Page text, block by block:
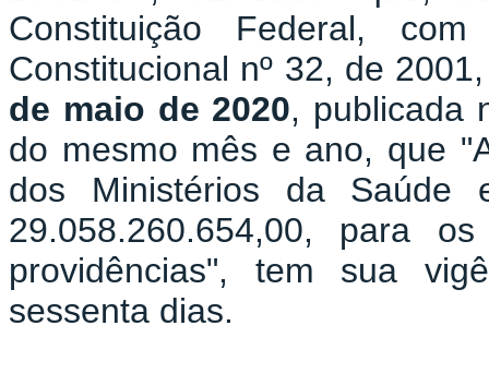
Constituição Federal,
Constitucional nº 32, de
de maio de 2020, publicada
do mesmo mês e ano, que
dos Ministérios da
29.058.260.654,00, para
providências", tem sua
sessenta dias.